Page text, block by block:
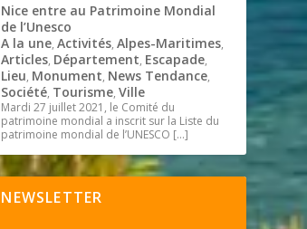
Nice entre au Patrimoine Mondial
de l’Unesco
A la une,Activités,Alpes-Maritimes,
Articles, Département, Escapade,
Lieu, Monument, News Tendance,
Société, Tourisme,Ville
Mardi 27 juillet 2021, le Comité du
patrimoine mondial a inscrit sur la Liste du
patrimoine mondial de l’UNESCO […]
NEWSLETTER